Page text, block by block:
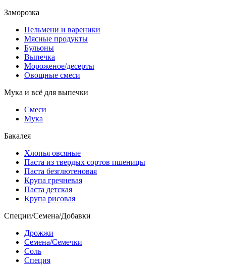
Заморозка
Пельмени и вареники
Мясные продукты
Бульоны
Выпечка
Мороженое/десерты
Овощные смеси
Мука и всё для выпечки
Смеси
Мука
Бакалея
Хлопья овсяные
Паста из твердых сортов пшеницы
Паста безглютеновая
Крупа гречневая
Паста детская
Крупа рисовая
Специи/Семена/Добавки
Дрожжи
Семена/Семечки
Соль
Специя